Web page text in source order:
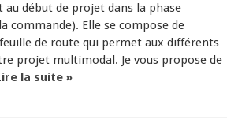
début de projet dans la phase
commande). Elle se compose de
de route qui permet aux différents
projet multimodal. Je vous propose de
la suite »